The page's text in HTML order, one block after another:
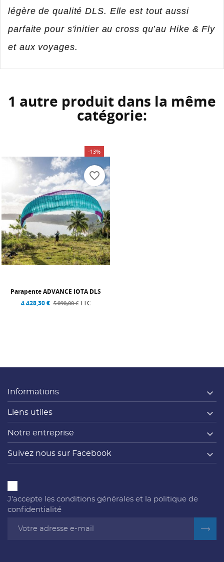
légère de qualité DLS. Elle est tout aussi
parfaite pour s'initier au cross qu’au Hike & Fly
et aux voyages.
1 autre produit dans la même
catégorie:
-13%
Parapente ADVANCE IOTA DLS
4 428,30 € 5 090,00 €TTC
favorite_border
Informations 
Liens utiles 
Notre entreprise 
Suivez nous sur Facebook 
J'accepte les conditions générales et la politique de
confidentialité